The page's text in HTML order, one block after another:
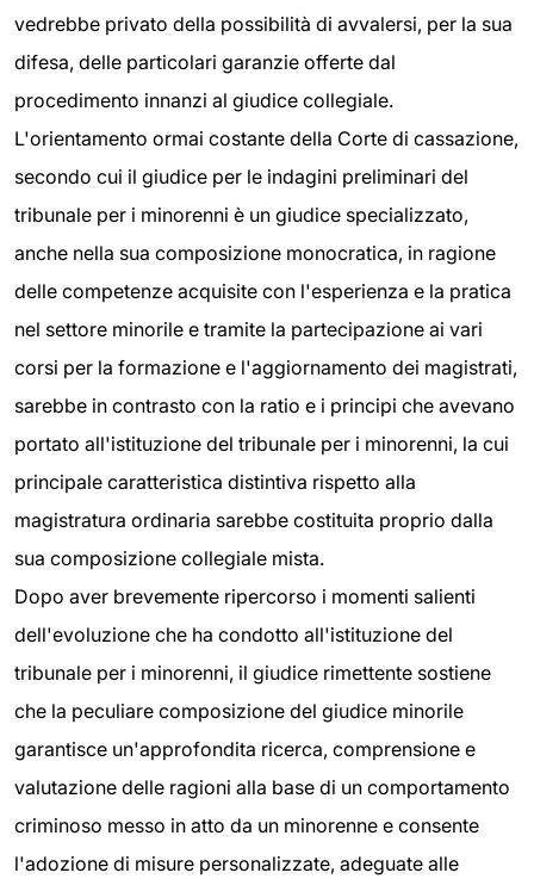
vedrebbe privato della possibilità di avvalersi, per la sua
difesa, delle particolari garanzie offerte dal
procedimento innanzi al giudice collegiale.
L'orientamento ormai costante della Corte di cassazione,
secondo cui il giudice per le indagini preliminari del
tribunale per i minorenni è un giudice specializzato,
anche nella sua composizione monocratica, in ragione
delle competenze acquisite con l'esperienza e la pratica
nel settore minorile e tramite la partecipazione ai vari
corsi per la formazione e l'aggiornamento dei magistrati,
sarebbe in contrasto con la ratio e i principi che avevano
portato all'istituzione del tribunale per i minorenni, la cui
principale caratteristica distintiva rispetto alla
magistratura ordinaria sarebbe costituita proprio dalla
sua composizione collegiale mista.
Dopo aver brevemente ripercorso i momenti salienti
dell'evoluzione che ha condotto all'istituzione del
tribunale per i minorenni, il giudice rimettente sostiene
che la peculiare composizione del giudice minorile
garantisce un'approfondita ricerca, comprensione e
valutazione delle ragioni alla base di un comportamento
criminoso messo in atto da un minorenne e consente
l'adozione di misure personalizzate, adeguate alle